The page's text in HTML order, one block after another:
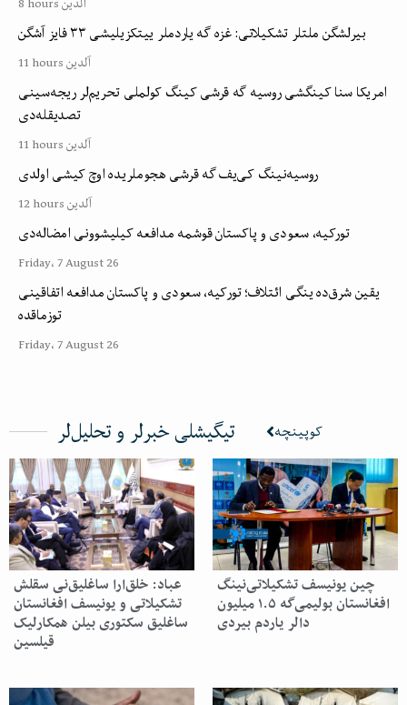
بیرلشگن ملتلر تشکیلاتی: غزه گه یاردملر ییتکزیلیشی ۳۳ فایز آشگن
11 hours آلدین
امریکا سنا کینگشی روسیه گه قرشی کینگ کولملی تحریم‌لر ریجه‌سینی
تصدیقله‌دی
11 hours آلدین
روسیه‌نینگ کی‌یف گه قرشی هجوملریده اوچ کیشی اولدی
12 hours آلدین
تورکیه، سعودی و پاکستان قوشمه مدافعه کیلیشوونی امضاله‌دی
Friday، 7 August 26
یقین شرق‌ده ینگی ائتلاف؛ تورکیه، سعودی و پاکستان مدافعه اتفاقینی
توزماقده
Friday، 7 August 26
تیگیشلی خبرلر و تحلیل‌لر کوپینچه
عباد: خلق‌ارا ساغلیق‌نی سقلش
تشکیلاتی و یونیسف افغانستان
ساغلیق سکتوری بیلن همکارلیک
قیلسین
چین یونیسف تشکیلاتی‌نینگ
افغانستان بولیمی‌گه ۱.۵ میلیون
دالر یاردم بیردی